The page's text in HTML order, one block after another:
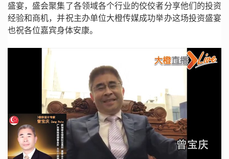
盛宴，盛会聚集了各领域各个行业的佼佼者分享他们的投资
经验和商机，并祝主办单位大橙传媒成功举办这场投资盛宴
也祝各位嘉宾身体安康。